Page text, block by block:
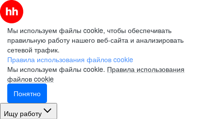
Мы используем файлы cookie, чтобы обеспечивать
правильную работу нашего веб-сайта и анализировать
сетевой трафик.
Правила использования файлов cookie
Мы используем файлы cookie. Правила использования
файлов cookie
Понятно
Ищу работу